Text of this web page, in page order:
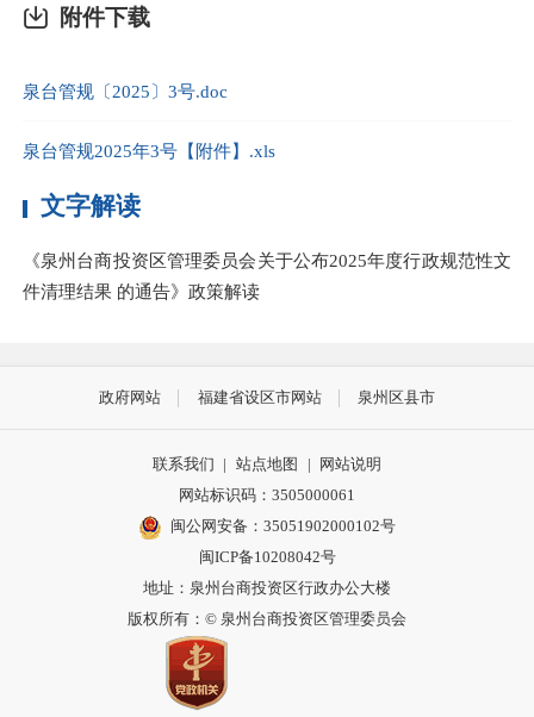
附件下载
泉台管规〔2025〕3号.doc
泉台管规2025年3号【附件】.xls
文字解读
《泉州台商投资区管理委员会关于公布2025年度行政规范性文
件清理结果 的通告》政策解读
政府网站 福建省设区市网站 泉州区县市
联系我们 | 站点地图 | 网站说明
网站标识码：3505000061
闽公网安备：35051902000102号
闽ICP备10208042号
地址：泉州台商投资区行政办公大楼
版权所有：© 泉州台商投资区管理委员会